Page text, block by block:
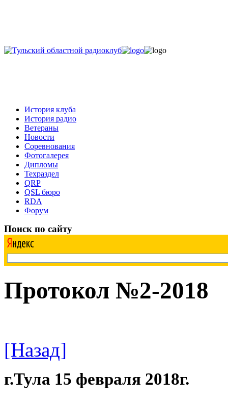
История клуба
История радио
Ветераны
Новости
Соревнования
Фотогалерея
Дипломы
Техраздел
QRP
QSL бюро
RDA
Форум
Поиск по сайту
Протокол №2-2018
[Назад]
г.Тула 15 февраля 2018г.